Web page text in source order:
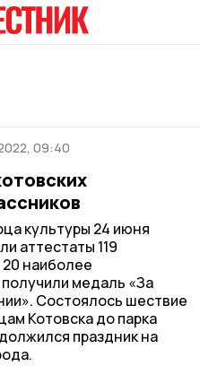
09:40
культуры 24 июня
аттестаты 119
наиболее
медаль «За
Состоялось шествие
Котовска до парка
праздник на